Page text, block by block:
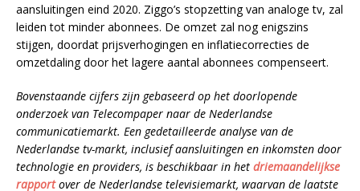
aansluitingen eind 2020. Ziggo’s stopzetting van analoge tv, zal
leiden tot minder abonnees. De omzet zal nog enigszins
stijgen, doordat prijsverhogingen en inflatiecorrecties de
omzetdaling door het lagere aantal abonnees compenseert.
Bovenstaande cijfers zijn gebaseerd op het doorlopende
onderzoek van Telecompaper naar de Nederlandse
communicatiemarkt. Een gedetailleerde analyse van de
Nederlandse tv-markt, inclusief aansluitingen en inkomsten door
technologie en providers, is beschikbaar in het driemaandelijkse
rapportover de Nederlandse televisiemarkt, waarvan de laatste